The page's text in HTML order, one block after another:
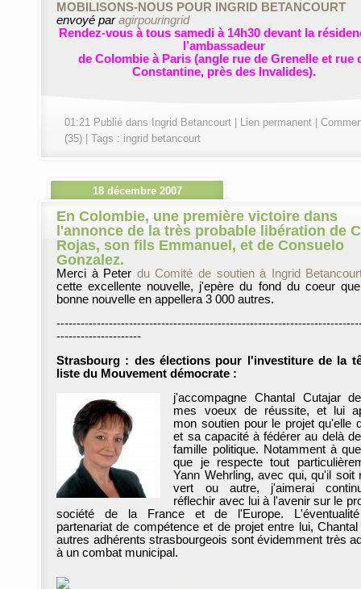
MOBILISONS-NOUS POUR INGRID BETANCOURT
envoyé paragirpouringrid
Rendez-vous à tous samedi à 14h30 devant la
l’ambassadeur
de Colombie à Paris (angle rue de Grenelle et rue
Constantine, près des Invalides).
01:21 Publié dans Ingrid Betancourt Lien permanent
(35) | Tags : ingrid betancourt
18 décembre 2007
En Colombie, une première victoire dans
l'annonce de la très probable libération de
Rojas, son fils Emmanuel, et de Consuelo
Gonzalez.
Merci à Peter du Comité de soutien à Ingrid
cette excellente nouvelle, j'epère du fond du coeur
bonne nouvelle en appellera 3 000 autres.
---------------------
Strasbourg : des élections pour l'investiture de la
liste du Mouvement démocrate :
j'accompagne Chantal Cutajar
mes voeux de réussite, et lui
mon soutien pour le projet qu'elle
et sa capacité à fédérer au delà
famille politique. Notamment à
que je respecte tout
Yann Wehrling, avec qui, qu'il soit
vert ou autre, j'aimerai
réflechir avec lui à l'avenir sur le
société de la France et de l'Europe.
partenariat de compétence et de projet entre lui,
autres adhérents strasbourgeois sont évidemment très
à un combat municipal.